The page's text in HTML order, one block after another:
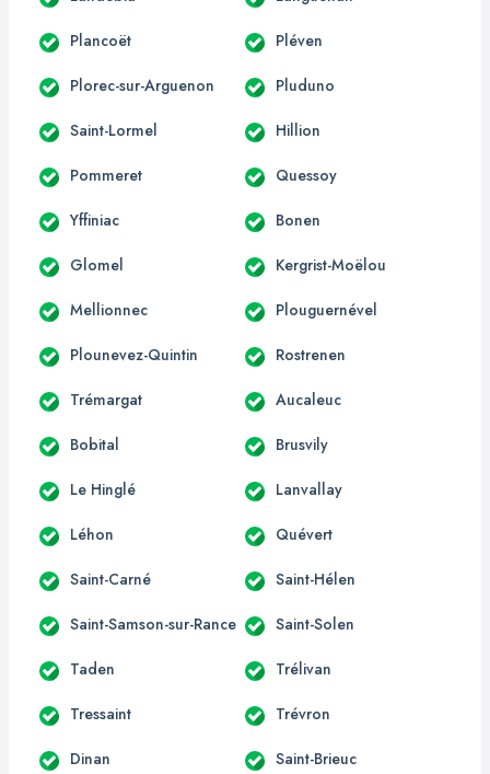
Plancoët Pléven
Plorec-sur-Arguenon Pluduno
Saint-Lormel Hillion
Pommeret Quessoy
Yffiniac Bonen
Glomel Kergrist-Moëlou
Mellionnec Plouguernével
Plounevez-Quintin Rostrenen
Trémargat Aucaleuc
Bobital Brusvily
Le Hinglé Lanvallay
Léhon Quévert
Saint-Carné Saint-Hélen
Saint-Samson-sur-Rance Saint-Solen
Taden Trélivan
Tressaint Trévron
Dinan Saint-Brieuc